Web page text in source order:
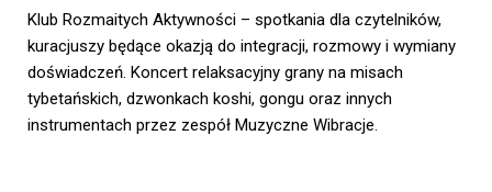
Klub Rozmaitych Aktywności – spotkania dla czytelników,
kuracjuszy będące okazją do integracji, rozmowy i wymiany
doświadczeń. Koncert relaksacyjny grany na misach
tybetańskich, dzwonkach koshi, gongu oraz innych
instrumentach przez zespół Muzyczne Wibracje.